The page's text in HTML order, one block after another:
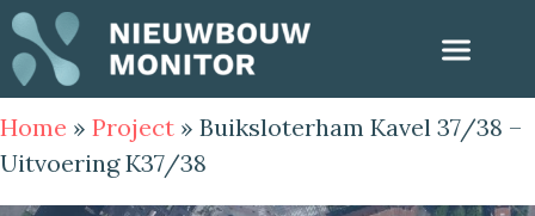
Home » Project » Buiksloterham Kavel 37/38 –
Uitvoering K37/38